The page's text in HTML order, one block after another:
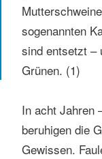
sogenannten
sind entsetzt –
Grünen. (1)
In acht Jahren
beruhigen die
Gewissen.